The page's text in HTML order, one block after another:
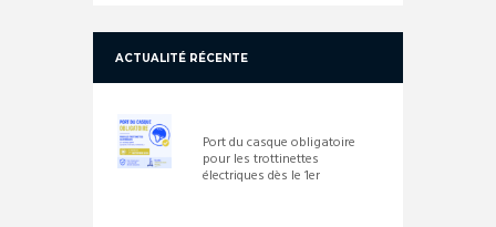
ACTUALITÉ RÉCENTE
Port du casque obligatoire
pour les trottinettes
électriques dès le 1er